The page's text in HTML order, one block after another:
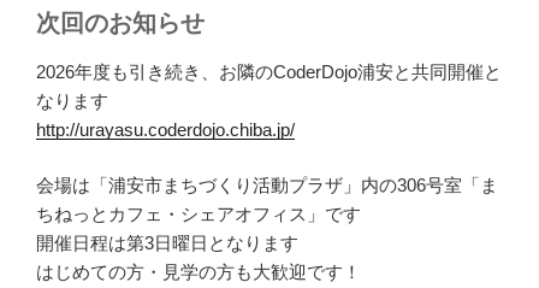
次回のお知らせ
2026年度も引き続き、お隣のCoderDojo浦安と共同開催と
なります
http://urayasu.coderdojo.chiba.jp/
会場は「浦安市まちづくり活動プラザ」内の306号室「ま
ちねっとカフェ・シェアオフィス」です
開催日程は第3日曜日となります
はじめての方・見学の方も大歓迎です！